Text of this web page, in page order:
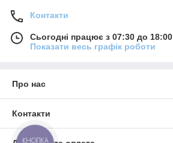
Контакти
Сьогодні працює з 07:30 до 18:00
Показати весь графік роботи
Про нас
Контакти
КНОПКА